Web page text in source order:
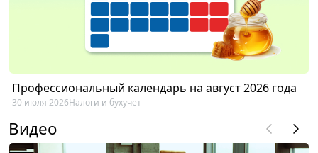
Профессиональный календарь на август 2026 года
30 июля 2026Налоги и бухучет
Видео